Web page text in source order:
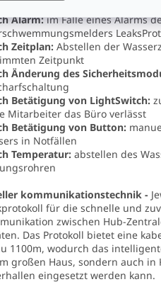
Alarm:im Falle eines Alarms
Zeitplan: Abstellen der
Zeitpunkt
Änderung des
Betätigung von LightSwitch:
Mitarbeiter das Büro verlässt
Betätigung von Button:
in Notfällen
Temperatur: abstellen des
kommunikationstechnik -
für die schnelle und
zwischen Hub-
Das Protokoll bietet eine
1100m, wodurch das
großen Haus, sondern auch in
eingesetzt werden kann.